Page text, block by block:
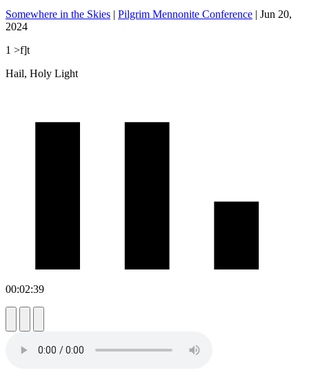
Somewhere in the Skies | Pilgrim Mennonite Conference | Jun 20,
2024
1 >f]t
Hail, Holy Light
00:02:39